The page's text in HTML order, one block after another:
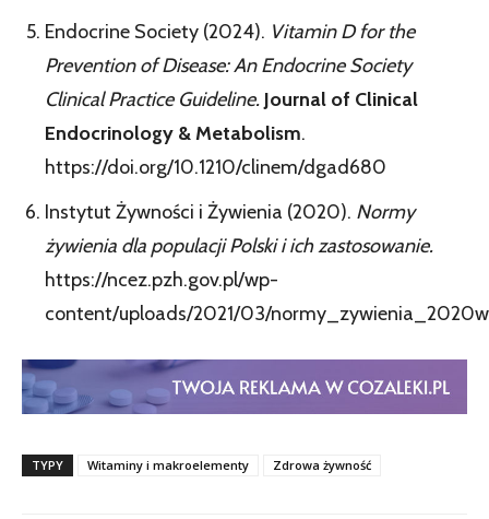
Endocrine Society (2024). Vitamin D for the
Prevention of Disease: An Endocrine Society
Clinical Practice Guideline. Journal of Clinical
Endocrinology & Metabolism.
https://doi.org/10.1210/clinem/dgad680
Instytut Żywności i Żywienia (2020). Normy
żywienia dla populacji Polski i ich zastosowanie.
https://ncez.pzh.gov.pl/wp-
content/uploads/2021/03/
TYPY Witaminy i makroelementy Zdrowa żywność